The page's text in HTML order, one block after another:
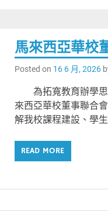
馬來西亞華校
Posted on 16 6 月, 2026
為拓寬教育辦學思
來西亞華校董事聯合
解我校課程建設、學
READ MORE